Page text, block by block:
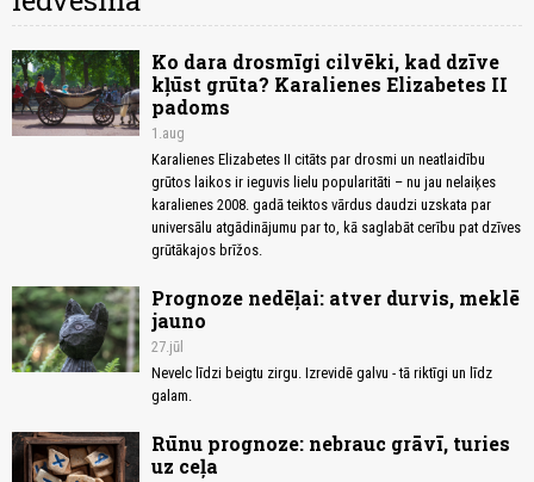
Ko dara drosmīgi cilvēki, kad dzīve
kļūst grūta? Karalienes Elizabetes II
padoms
1.aug
Karalienes Elizabetes II citāts par drosmi un neatlaidību
grūtos laikos ir ieguvis lielu popularitāti – nu jau nelaiķes
karalienes 2008. gadā teiktos vārdus daudzi uzskata par
universālu atgādinājumu par to, kā saglabāt cerību pat dzīves
grūtākajos brīžos.
Prognoze nedēļai: atver durvis, meklē
jauno
27.jūl
Nevelc līdzi beigtu zirgu. Izrevidē galvu - tā riktīgi un līdz
galam.
Rūnu prognoze: nebrauc grāvī, turies
uz ceļa